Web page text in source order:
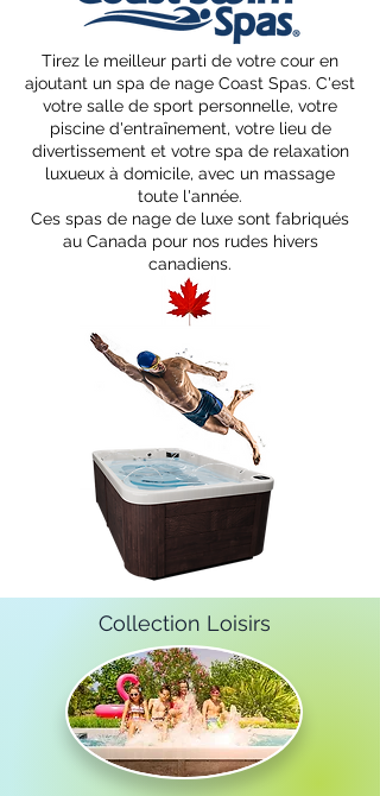
Tirez le meilleur parti de votre cour en
ajoutant un spa de nage Coast Spas. C'est
votre salle de sport personnelle, votre
piscine d'entraînement, votre lieu de
divertissement et votre spa de relaxation
luxueux à domicile, avec un massage
toute l'année.
Ces spas de nage de luxe sont fabriqués
au Canada pour nos rudes hivers
canadiens.
Collection Loisirs